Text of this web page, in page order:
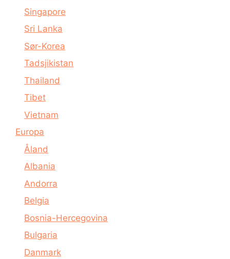
Singapore
Sri Lanka
Sør-Korea
Tadsjikistan
Thailand
Tibet
Vietnam
Europa
Åland
Albania
Andorra
Belgia
Bosnia-Hercegovina
Bulgaria
Danmark